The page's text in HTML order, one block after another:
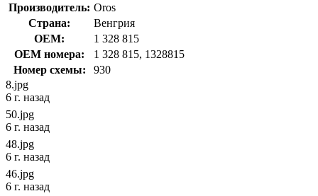
Производитель: Oros
Страна:
Венгрия
OEM:
1 328 815
OEM номера:
1 328 815, 1328815
Номер схемы:
930
8.jpg
6 г. назад
50.jpg
6 г. назад
48.jpg
6 г. назад
46.jpg
6 г. назад